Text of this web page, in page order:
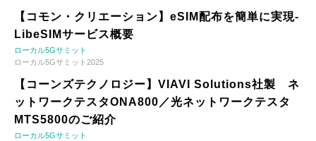
【コモン・クリエーション】eSIM配布を簡単に実現-
LibeSIMサービス概要
ローカル5Gサミット
ローカル5Gサミット2025
【コーンズテクノロジー】VIAVI Solutions社製 ネ
ットワークテスタONA800／光ネットワークテスタ
MTS5800のご紹介
ローカル5Gサミット